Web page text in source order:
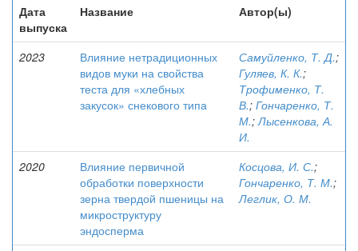
Дата
выпуска
Название Автор(ы)
2023
Влияние нетрадиционных
видов муки на свойства
теста для «хлебных
закусок» снекового типа
Самуйленко, Т. Д.;
Гуляев, К. К.;
Трофименко, Т.
В.; Гончаренко, Т.
М.;Лысенкова, А.
И.
2020
Влияние первичной
обработки поверхности
зерна твердой пшеницы на
микроструктуру
эндосперма
Косцова, И. С.;
Гончаренко, Т. М.;
Леглик, О. М.